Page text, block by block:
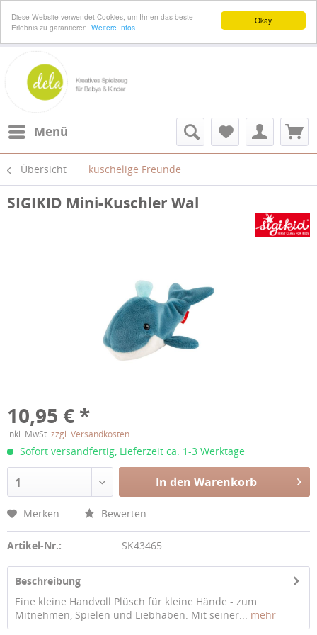
Okay
Diese Website verwendet Cookies, um Ihnen das beste
Erlebnis zu garantieren. Weitere Infos
Menü
Übersicht kuschelige Freunde
SIGIKID Mini-Kuschler Wal
10,95 € *
inkl. MwSt. zzgl. Versandkosten
Sofort versandfertig, Lieferzeit ca. 1-3 Werktage
1 In den Warenkorb
Merken Bewerten
Artikel-Nr.: SK43465
Beschreibung
Eine kleine Handvoll Plüsch für kleine Hände - zum
Mitnehmen, Spielen und Liebhaben. Mit seiner... mehr